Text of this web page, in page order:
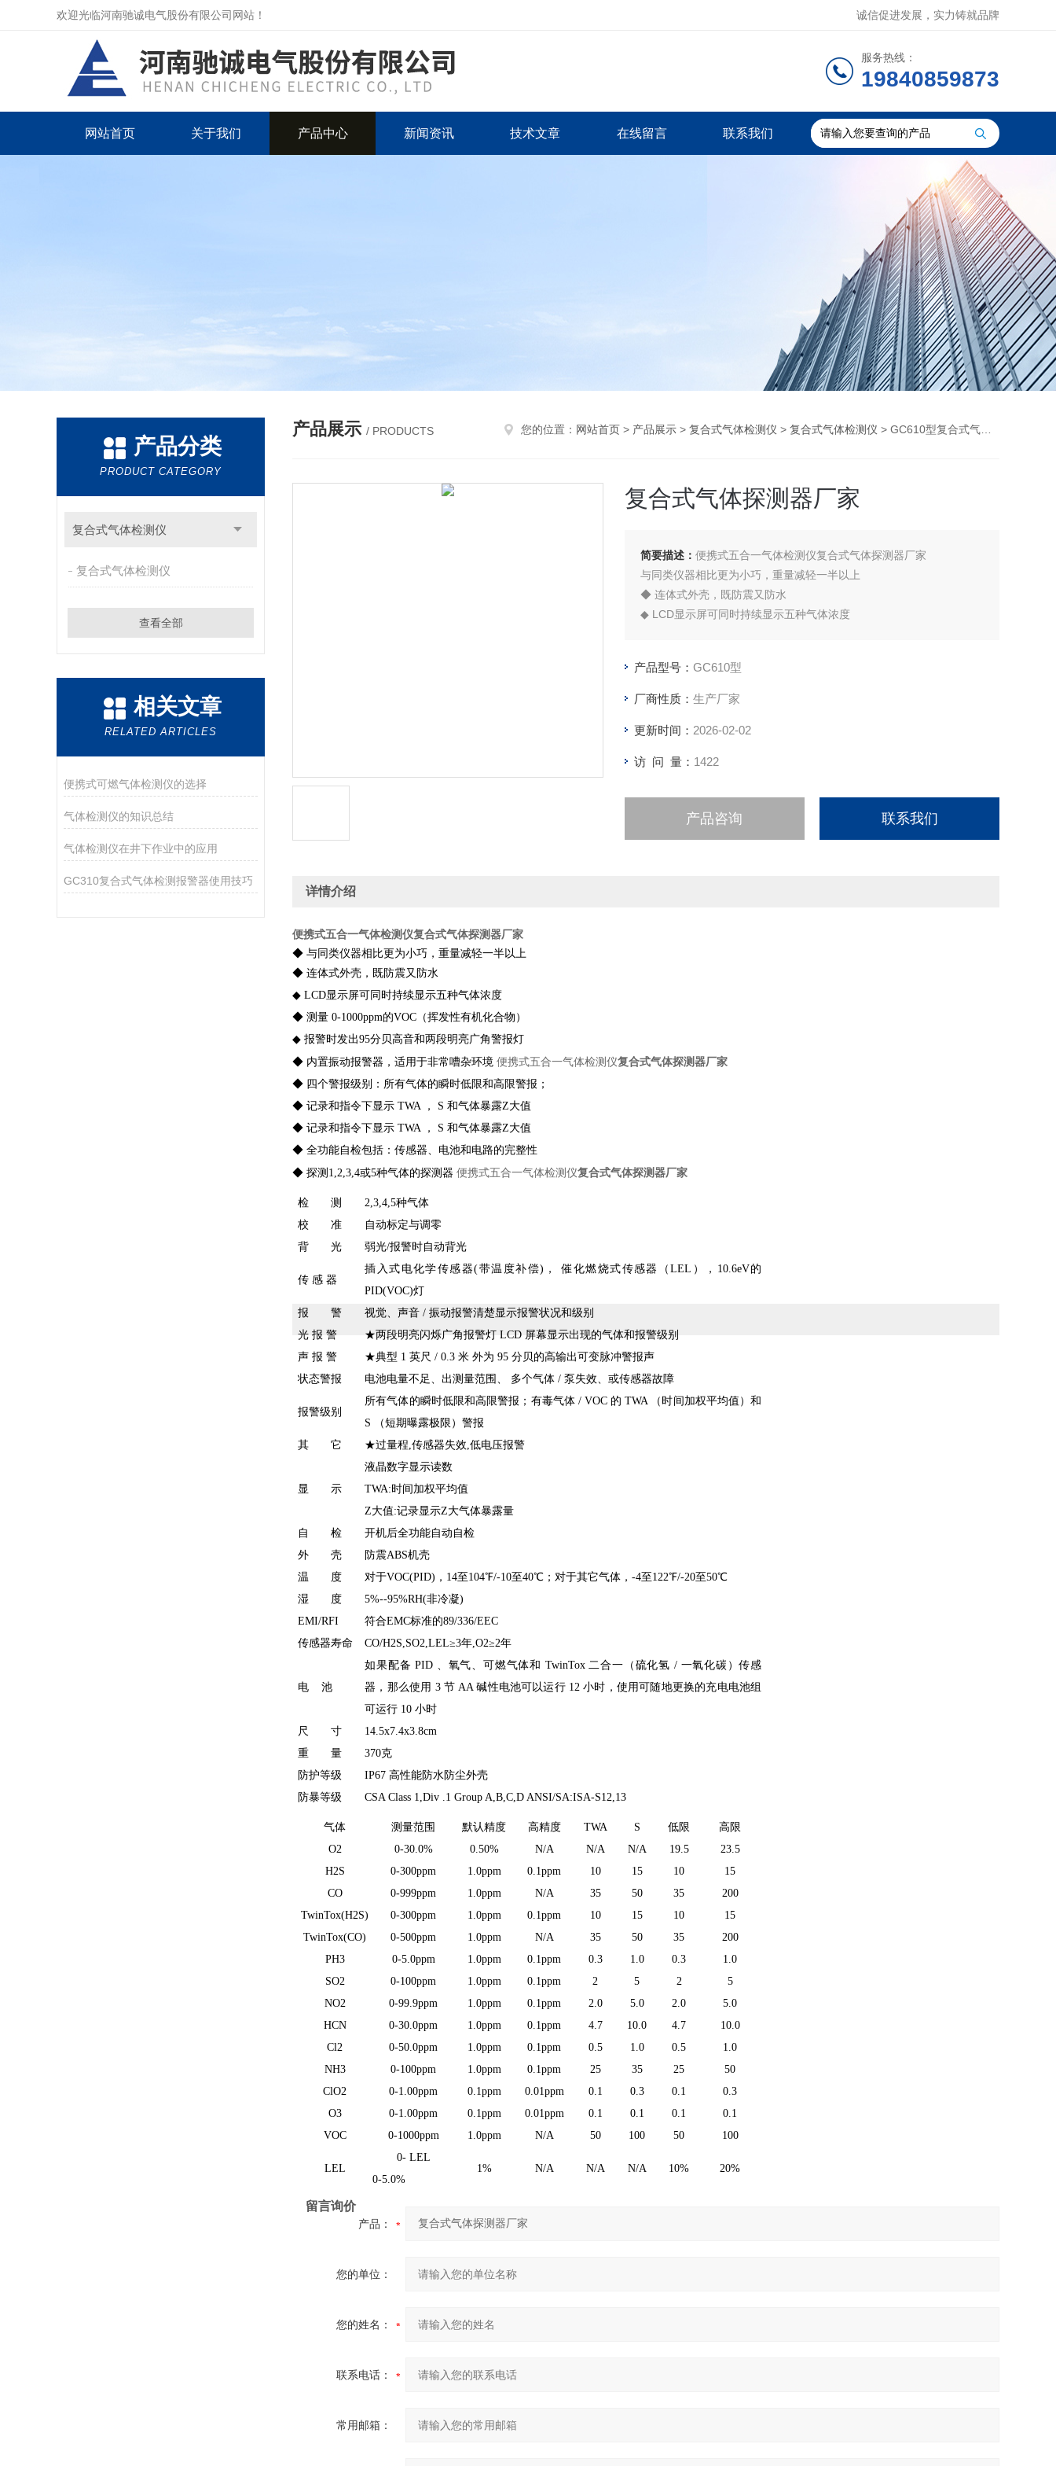
欢迎光临河南驰诚电气股份有限公司网站！ 诚信促进发展，实力铸就品牌
服务热线：
19840859873
网站首页 关于我们 产品中心 新闻资讯 技术文章 在线留言 联系我们
产品分类
PRODUCT CATEGORY
复合式气体检测仪
复合式气体检测仪
查看全部
相关文章
RELATED ARTICLES
便携式可燃气体检测仪的选择
气体检测仪的知识总结
气体检测仪在井下作业中的应用
GC310复合式气体检测报警器使用技巧
产品展示 / PRODUCTS 您的位置： 网站首页 > 产品展示 > 复合式气体检测仪 > 复合式气体检测仪 > GC610型复合式气体探测器厂家
复合式气体探测器厂家
简要描述： 便携式五合一气体检测仪复合式气体探测器厂家
与同类仪器相比更为小巧，重量减轻一半以上
◆ 连体式外壳，既防震又防水
◆ LCD显示屏可同时持续显示五种气体浓度
产品型号： GC610型
厂商性质： 生产厂家
更新时间： 2026-02-02
访 问 量： 1422
产品咨询 联系我们
详情介绍
便携式五合一气体检测仪复合式气体探测器厂家
◆ 与同类仪器相比更为小巧，重量减轻一半以上
◆ 连体式外壳，既防震又防水
◆ LCD显示屏可同时持续显示五种气体浓度
◆ 测量 0-1000ppm的VOC（挥发性有机化合物）
◆ 报警时发出95分贝高音和两段明亮广角警报灯
◆ 内置振动报警器，适用于非常嘈杂环境 便携式五合一气体检测仪复合式气体探测器厂家
◆ 四个警报级别：所有气体的瞬时低限和高限警报；
◆ 记录和指令下显示 TWA ， S 和气体暴露Z大值
◆ 记录和指令下显示 TWA ， S 和气体暴露Z大值
◆ 全功能自检包括：传感器、电池和电路的完整性
◆ 探测1,2,3,4或5种气体的探测器 便携式五合一气体检测仪复合式气体探测器厂家
检 测
2,3,4,5种气体
校 准
自动标定与调零
背 光
弱光/报警时自动背光
传 感 器
插入式电化学传感器(带温度补偿)， 催化燃烧式传感器（LEL），10.6eV的
PID(VOC)灯
报 警
视觉、声音 / 振动报警清楚显示报警状况和级别
光 报 警
★两段明亮闪烁广角报警灯 LCD 屏幕显示出现的气体和报警级别
声 报 警
★典型 1 英尺 / 0.3 米 外为 95 分贝的高输出可变脉冲警报声
状态警报
电池电量不足、出测量范围、 多个气体 / 泵失效、或传感器故障
报警级别
所有气体的瞬时低限和高限警报；有毒气体 / VOC 的 TWA （时间加权平均值）和
S （短期曝露极限）警报
其 它
★过量程,传感器失效,低电压报警
显 示
液晶数字显示读数
TWA:时间加权平均值
Z大值:记录显示Z大气体暴露量
自 检
开机后全功能自动自检
外 壳
防震ABS机壳
温 度
对于VOC(PID)，14至104℉/-10至40℃；对于其它气体，-4至122℉/-20至50℃
湿 度
5%--95%RH(非冷凝)
EMI/RFI
符合EMC标准的89/336/EEC
传感器寿命
CO/H2S,SO2,LEL≥3年,O2≥2年
电 池
如果配备 PID 、氧气、可燃气体和 TwinTox 二合一（硫化氢 / 一氧化碳）传感
器，那么使用 3 节 AA 碱性电池可以运行 12 小时，使用可随地更换的充电电池组
可运行 10 小时
尺 寸
14.5x7.4x3.8cm
重 量
370克
防护等级
IP67 高性能防水防尘外壳
防暴等级
CSA Class 1,Div .1 Group A,B,C,D ANSI/SA:ISA-S12,13
气体 测量范围 默认精度 高精度 TWA S 低限
高限
O2
0-30.0% 0.50% N/A N/A N/A 19.5
23.5
H2S
0-300ppm 1.0ppm 0.1ppm 10 15 10
15
CO
0-999ppm 1.0ppm N/A 35 50 35
200
TwinTox(H2S)
0-300ppm 1.0ppm 0.1ppm 10 15 10
15
TwinTox(CO)
0-500ppm 1.0ppm N/A 35 50 35
200
PH3
0-5.0ppm 1.0ppm 0.1ppm 0.3 1.0 0.3
1.0
SO2
0-100ppm 1.0ppm 0.1ppm 2 5 2
5
NO2
0-99.9ppm 1.0ppm 0.1ppm 2.0 5.0 2.0
5.0
HCN
0-30.0ppm 1.0ppm 0.1ppm 4.7 10.0 4.7
10.0
Cl2
0-50.0ppm 1.0ppm 0.1ppm 0.5 1.0 0.5
1.0
NH3
0-100ppm 1.0ppm 0.1ppm 25 35 25
50
ClO2
0-1.00ppm 0.1ppm 0.01ppm 0.1 0.3 0.1
0.3
O3
0-1.00ppm 0.1ppm 0.01ppm 0.1 0.1 0.1
0.1
VOC
0-1000ppm 1.0ppm N/A 50 100 50 100
LEL
0- LEL
1%
N/A N/A N/A 10%
20%
0-5.0%
留言询价
产品：
您的单位：
您的姓名：
联系电话：
常用邮箱：